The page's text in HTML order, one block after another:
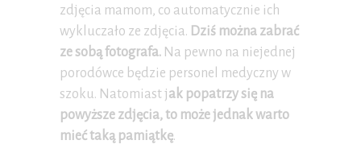
zdjęcia mamom, co automatycznie ich
wykluczało ze zdjęcia. Dziś można zabrać
ze sobą fotografa. Na pewno na niejednej
porodówce będzie personel medyczny w
szoku. Natomiast jak popatrzy się na
powyższe zdjęcia, to może jednak warto
mieć taką pamiątkę.